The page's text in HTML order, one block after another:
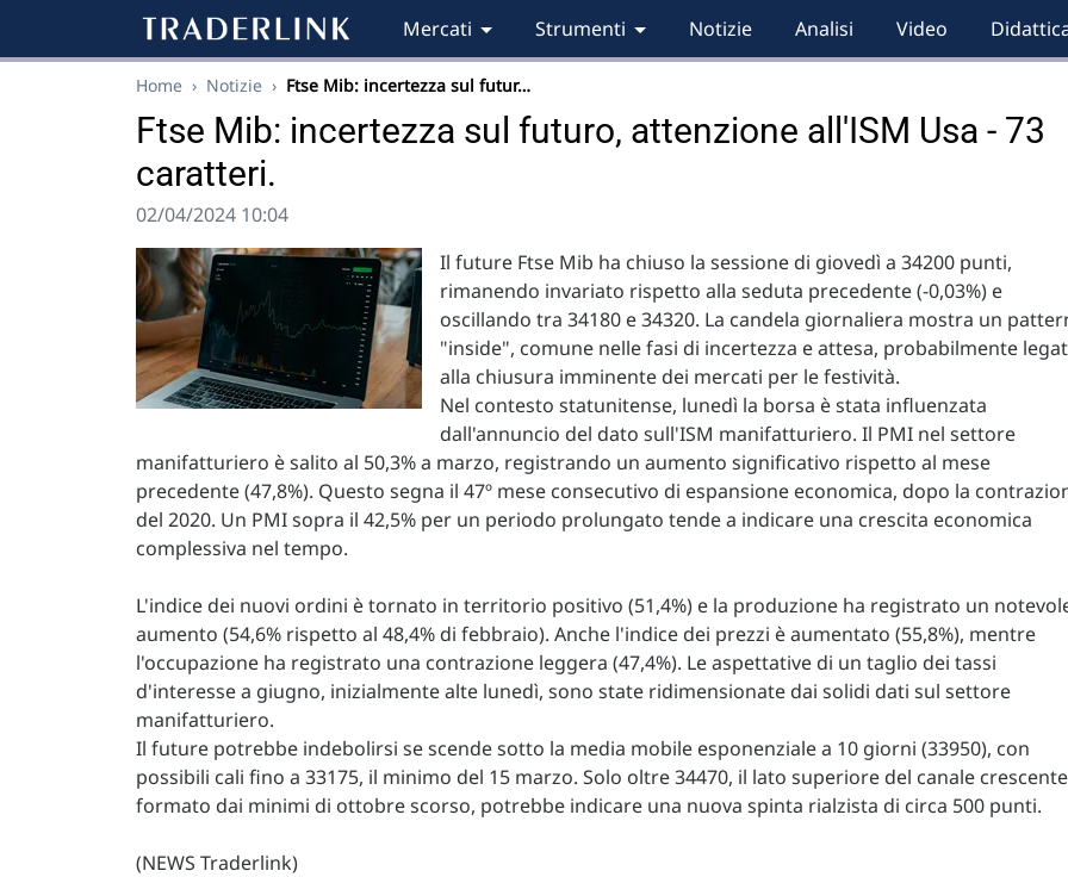
Mercati Strumenti Notizie Analisi Video
Home › Notizie › Ftse Mib: incertezza sul futur…
Ftse Mib: incertezza sul futuro, attenzione all'ISM Usa - 73
caratteri.
02/04/2024 10:04
Il future Ftse Mib ha chiuso la sessione di giovedì a 34200 punti,
rimanendo invariato rispetto alla seduta precedente (-0,03%) e
oscillando tra 34180 e 34320. La candela giornaliera mostra un
"inside", comune nelle fasi di incertezza e attesa, probabilmente
alla chiusura imminente dei mercati per le festività.
Nel contesto statunitense, lunedì la borsa è stata influenzata
dall'annuncio del dato sull'ISM manifatturiero. Il PMI nel settore
manifatturiero è salito al 50,3% a marzo, registrando un aumento significativo rispetto al mese
precedente (47,8%). Questo segna il 47º mese consecutivo di espansione economica, dopo la
del 2020. Un PMI sopra il 42,5% per un periodo prolungato tende a indicare una crescita economica
complessiva nel tempo.
L'indice dei nuovi ordini è tornato in territorio positivo (51,4%) e la produzione ha registrato un
aumento (54,6% rispetto al 48,4% di febbraio). Anche l'indice dei prezzi è aumentato (55,8%), mentre
l'occupazione ha registrato una contrazione leggera (47,4%). Le aspettative di un taglio dei tassi
d'interesse a giugno, inizialmente alte lunedì, sono state ridimensionate dai solidi dati sul settore
manifatturiero.
Il future potrebbe indebolirsi se scende sotto la media mobile esponenziale a 10 giorni (33950), con
possibili cali fino a 33175, il minimo del 15 marzo. Solo oltre 34470, il lato superiore del canale crescente
formato dai minimi di ottobre scorso, potrebbe indicare una nuova spinta rialzista di circa 500 punti.
(NEWS Traderlink)